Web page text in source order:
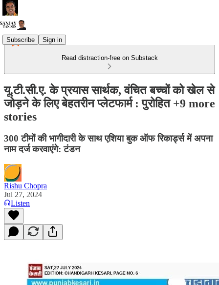
Subscribe Sign in
Read distraction-free on Substack
यू.टी.सी.ए. के प्रयास सार्थक, वंचित बच्चों को खेल से
जोड़ने के लिए बेहतरीन प्लेटफार्म : पुरोहित +9 more
stories
300 टीमों की भागीदारी के साथ एशिया बुक ऑफ रिकार्ड्स में अपना
नाम दर्ज करवाएंगे: टंडन
Rishu Chopra
Jul 27, 2024
Listen